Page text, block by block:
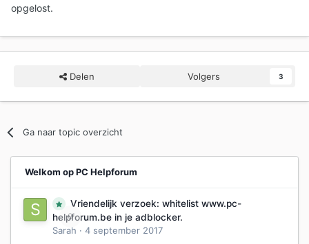
opgelost.
Delen Volgers 3
Ga naar topic overzicht
Welkom op PC Helpforum
0
Vriendelijk verzoek: whitelist www.pc-
helpforum.be in je adblocker.
Sarah · 4 september 2017